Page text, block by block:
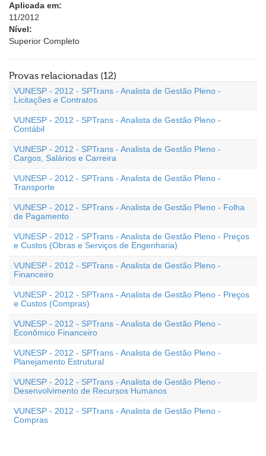
Aplicada em:
11/2012
Nível:
Superior Completo
Provas relacionadas (12)
VUNESP - 2012 - SPTrans - Analista de Gestão Pleno -
Licitações e Contratos
VUNESP - 2012 - SPTrans - Analista de Gestão Pleno -
Contábil
VUNESP - 2012 - SPTrans - Analista de Gestão Pleno -
Cargos, Salários e Carreira
VUNESP - 2012 - SPTrans - Analista de Gestão Pleno -
Transporte
VUNESP - 2012 - SPTrans - Analista de Gestão Pleno - Folha
de Pagamento
VUNESP - 2012 - SPTrans - Analista de Gestão Pleno - Preços
e Custos (Obras e Serviços de Engenharia)
VUNESP - 2012 - SPTrans - Analista de Gestão Pleno -
Financeiro
VUNESP - 2012 - SPTrans - Analista de Gestão Pleno - Preços
e Custos (Compras)
VUNESP - 2012 - SPTrans - Analista de Gestão Pleno -
Econômico Financeiro
VUNESP - 2012 - SPTrans - Analista de Gestão Pleno -
Planejamento Estrutural
VUNESP - 2012 - SPTrans - Analista de Gestão Pleno -
Desenvolvimento de Recursos Humanos
VUNESP - 2012 - SPTrans - Analista de Gestão Pleno -
Compras